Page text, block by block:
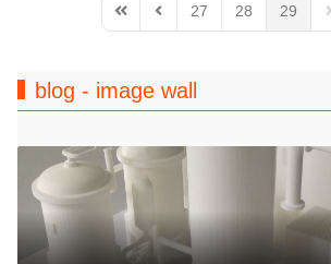
First PagePrevious Page
27 28 29
blog - image wall